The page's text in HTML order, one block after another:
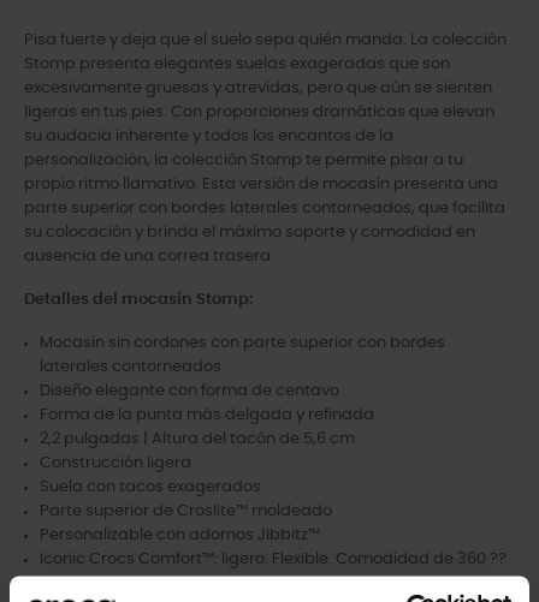
Pisa fuerte y deja que el suelo sepa quién manda. La colección
Stomp presenta elegantes suelas exageradas que son
excesivamente gruesas y atrevidas, pero que aún se sienten
ligeras en tus pies. Con proporciones dramáticas que elevan
su audacia inherente y todos los encantos de la
personalización, la colección Stomp te permite pisar a tu
propio ritmo llamativo. Esta versión de mocasín presenta una
parte superior con bordes laterales contorneados, que facilita
su colocación y brinda el máximo soporte y comodidad en
ausencia de una correa trasera.
Detalles del mocasín Stomp:
Mocasín sin cordones con parte superior con bordes
laterales contorneados
Diseño elegante con forma de centavo
Forma de la punta más delgada y refinada
2,2 pulgadas | Altura del tacón de 5,6 cm
Construcción ligera
Suela con tacos exagerados
Parte superior de Croslite™ moldeado
Personalizable con adornos Jibbitz™
Iconic Crocs Comfort™: ligero. Flexible. Comodidad de 360 ??